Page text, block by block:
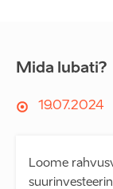
Mida lubati?
19.07.2024
Loome